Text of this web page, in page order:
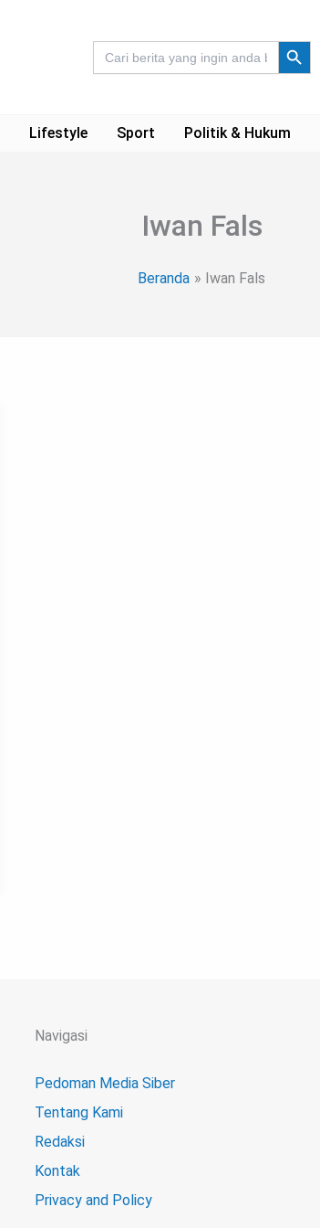
Search
for:
Search Button
Lifestyle Sport Politik & Hukum
Iwan Fals
Beranda Iwan Fals
Navigasi
Pedoman Media Siber
Tentang Kami
Redaksi
Kontak
Privacy and Policy